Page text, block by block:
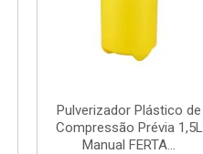
Pulverizador Plástico de
Compressão Prévia 1,5L
Manual FERTA...